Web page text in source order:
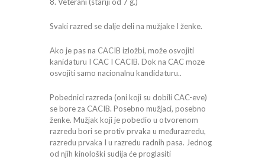
Svaki razred se dalje deli na mužjake I ženke.
Ako je pas na CACIB izložbi, može osvojiti
kanidaturu I CAC I CACIB. Dok na CAC moze
osvojiti samo nacionalnu kandidaturu..
Pobednici razreda (oni koji su dobili CAC-eve)
se bore za CACIB. Posebno mužjaci, posebno
ženke. Mužjak koji je pobedio u otvorenom
razredu bori se protiv prvaka u međurazredu,
razredu prvaka I u razredu radnih pasa. Jednog
od njih kinološki sudija će proglasiti